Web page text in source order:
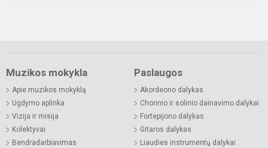
Muzikos mokykla
Apie muzikos mokyklą
Ugdymo aplinka
Vizija ir misija
Kolektyvai
Bendradarbiavimas
Paslaugos
Akordeono dalykas
Chorinio ir solinio dainavimo dalykai
Fortepijono dalykas
Gitaros dalykas
Liaudies instrumentų dalykai